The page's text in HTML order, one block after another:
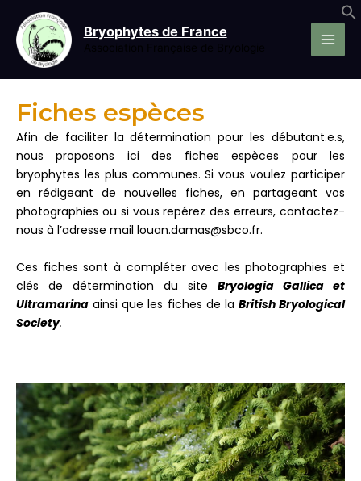
contenu
Bryophytes de France
Fiches espèces
Afin de faciliter la détermination pour les débutant.e.s,
nous proposons ici des fiches espèces pour les
bryophytes les plus communes. Si vous voulez participer
en rédigeant de nouvelles fiches, en partageant vos
photographies ou si vous repérez des erreurs, contactez-
nous à l’adresse mail louan.damas@sbco.fr.
Ces fiches sont à compléter avec les photographies et
clés de détermination du site Bryologia Gallica et
Ultramarina ainsi que les fiches de la British Bryological
Society.